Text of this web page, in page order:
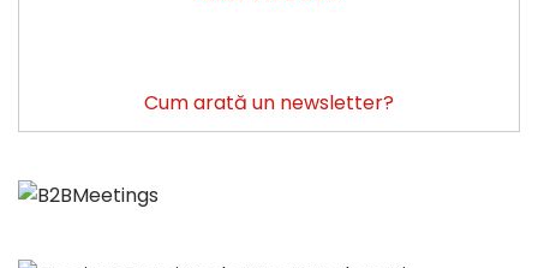
Cum arată un newsletter?